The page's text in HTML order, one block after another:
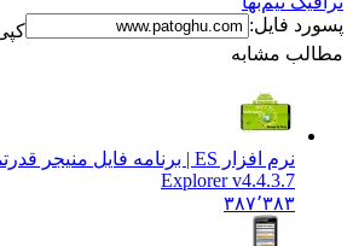
پسورد فایل:
مطالب مشابه
نرم افزار ES | برنامه فایل منیجر قدرتمند برای اندروید
Explorer v4.4.3.7
۳۸۷٬۳۸۳